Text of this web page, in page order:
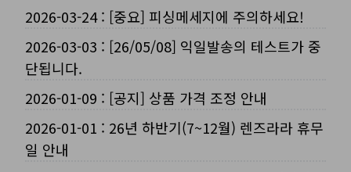
2026-03-24: [중요] 피싱메세지에 주의하세요!
2026-03-03 : [26/05/08] 익일발송의 테스트가 중
단됩니다.
2026-01-09 : [공지] 상품 가격 조정 안내
2026-01-01 : 26년 하반기(7~12월) 렌즈라라 휴무
일 안내